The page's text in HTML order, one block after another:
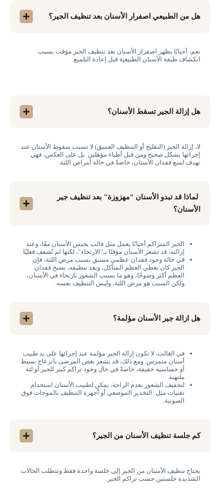
هل من الطبيعي اصفرار الأسنان بعد تنظيف الجير؟
نعم، أحيانًا يظهر اصفرار الأسنان بعد تنظيف الجير مؤقت بسبب
انكشاف طبقة الأسنان الطبيعية قبل إعادة التلميع.
هل إزالة الجير تسقط الأسنان؟
لا، إزالة الجير (التقليح أو التنظيف العميق) لا تسبب سقوط الأسنان عند
إجرائها بشكل صحيح ومن قبل أطباء مؤهلين. بل على العكس، فهي
تهدف لمنع فقدان الأسنان، خاصةً في حالة أمراض اللثة.
لماذا قد تبدو الأسنان "مهزوزة" بعد تنظيف جير
الأسنان؟
الجير المتراكم أحيانًا يعمل مثل قالب يحبس الأسنان معًا، وعند
إزالته، قد تشعر الأسنان مؤقتًا بـ”الارتخاء”، لكنها لم تُضعف فعليًا.
في حالة وجود فقدان عظمي مسبق بسبب مرض اللثة، فإن
الجير كان يغطي العظم المتآكل، وبعد تنظيفه، يصبح فقدان
العظم أكثر وضوحًا، وهو ما يسبب الشعور بارتخاء في الأسنان،
ولكن السبب هو مرض اللثة، وليس التنظيف نفسه.
هل ازالة جير الأسنان مؤلمة؟
في الغالب، لا تكون إزالة الجير مؤلمة عند إجرائها على يد طبيب
أسنان متمرس. ومع ذلك، قد يشعر بعض المرضى بانزعاج بسيط
أو حساسية خفيفة، خاصةً في حال وجود تراكم كبير للجير أو لثة
ملتهبة.
لتخفيف الشعور بعدم الراحة، يمكن لطبيب الأسنان استخدام
تقنيات مثل: التخدير الموضعي أو أجهزة التنظيف بالموجات فوق
الصوتية.
كم جلسة تنظيف الأسنان من الجير؟
يحتاج تنظيف الأسنان من الجير إلى جلسة واحدة فقط وتتطلب الحالات
الشديدة جلستين حسب تراكم الجير.